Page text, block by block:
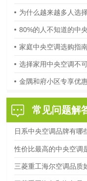
为什么越来越多人选
80%的人不知道的中
家庭中央空调选购指
选择家用中央空调不
金隅和府小区专享优
常见问题解
日系中央空调品牌有哪
性价比最高的中央空调
三菱重工海尔空调品质